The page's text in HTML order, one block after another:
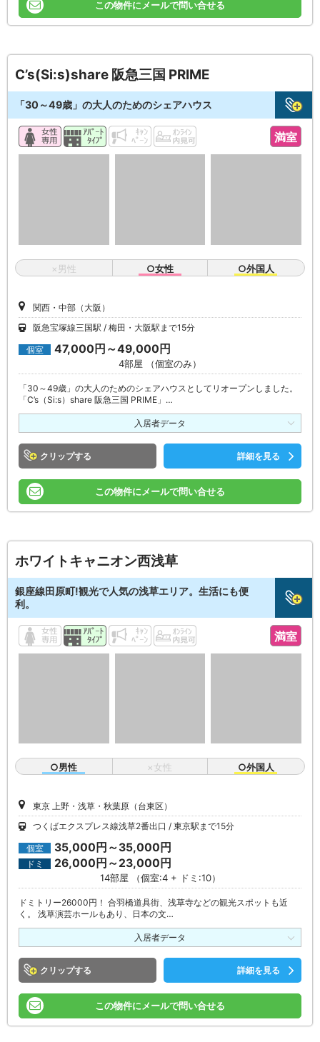
この物件にメールで問い合せる
C’s(Si:s)share 阪急三国 PRIME
「30～49歳」の大人のためのシェアハウス
満室
×男性 ○女性 ○外国人
関西・中部（大阪）
阪急宝塚線三国駅
梅田・大阪駅まで15分
個室 47,000円～49,000円
4部屋 （個室のみ）
「30～49歳」の大人のためのシェアハウスとしてリオープンしました。
「C’s（Si:s）share 阪急三国 PRIME」…
入居者データ
クリップ 詳細を見る
この物件にメールで問い合せる
ホワイトキャニオン西浅草
銀座線田原町!観光で人気の浅草エリア。生活にも便
利。
満室
○男性 ×女性 ○外国人
東京 上野・浅草・秋葉原（台東区）
つくばエクスプレス線浅草2番出口
東京駅まで15分
個室 35,000円～35,000円
ドミ 26,000円～23,000円
14部屋 （個室:4 + ドミ:10）
ドミトリー26000円！ 合羽橋道具街、浅草寺などの観光スポットも近
く。 浅草演芸ホールもあり、日本の文…
入居者データ
クリップ 詳細を見る
この物件にメールで問い合せる